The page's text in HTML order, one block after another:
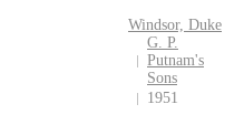
Windsor, Duke
G. P.
Putnam's
Sons
1951